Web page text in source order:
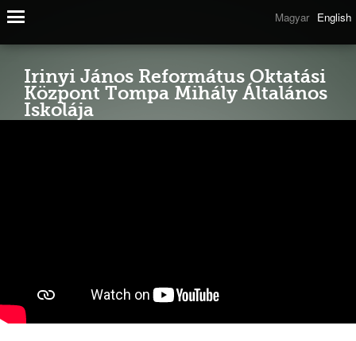
Magyar English
Irinyi János Református Oktatási
Központ Tompa Mihály Általános
Iskolája